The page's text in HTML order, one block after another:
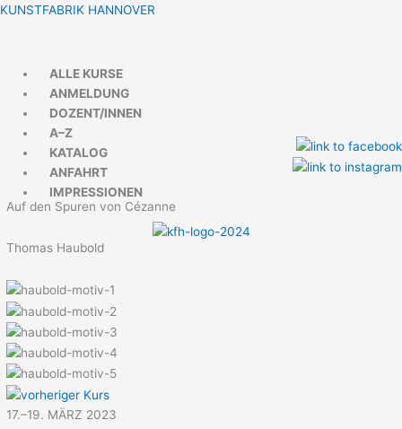
Zum
KUNSTFABRIK HANNOVER
Menü
ALLE KURSE
ANMELDUNG
DOZENT/INNEN
A–Z
KATALOG
ANFAHRT
IMPRESSIONEN
Auf den Spuren von Cézanne
Thomas Haubold
17.–19. MÄRZ 2023
Menü